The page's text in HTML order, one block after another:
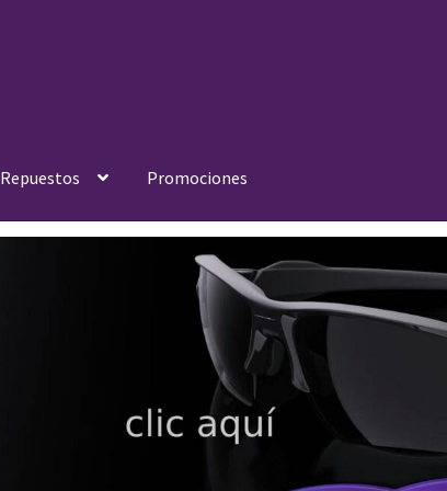
Repuestos Promociones